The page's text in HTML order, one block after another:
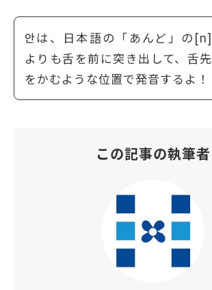
안は、日本語の「あんど」の[n]
よりも舌を前に突き出して、舌先
をかむような位置で発音するよ！
この記事の執筆者